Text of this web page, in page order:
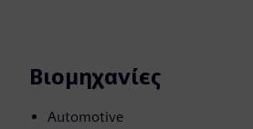
Βιομηχανίες
Automotive